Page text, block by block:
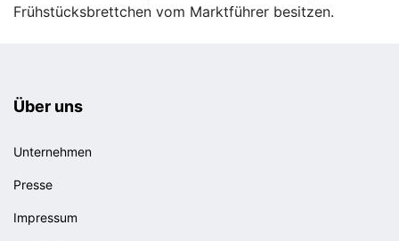
Frühstücksbrettchen vom Marktführer besitzen.
Über uns
Unternehmen
Presse
Impressum